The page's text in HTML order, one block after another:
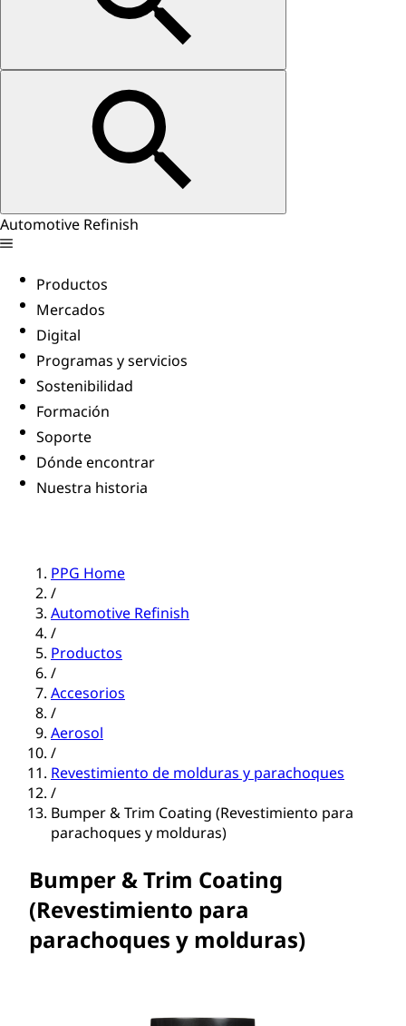
Automotive Refinish
Productos
Mercados
Digital
Programas y servicios
Sostenibilidad
Formación
Soporte
Dónde encontrar
Nuestra historia
PPG Home
/
Automotive Refinish
/
Productos
/
Accesorios
/
Aerosol
/
Revestimiento de molduras y parachoques
/
Bumper & Trim Coating (Revestimiento para
parachoques y molduras)
Bumper & Trim Coating
(Revestimiento para
parachoques y molduras)